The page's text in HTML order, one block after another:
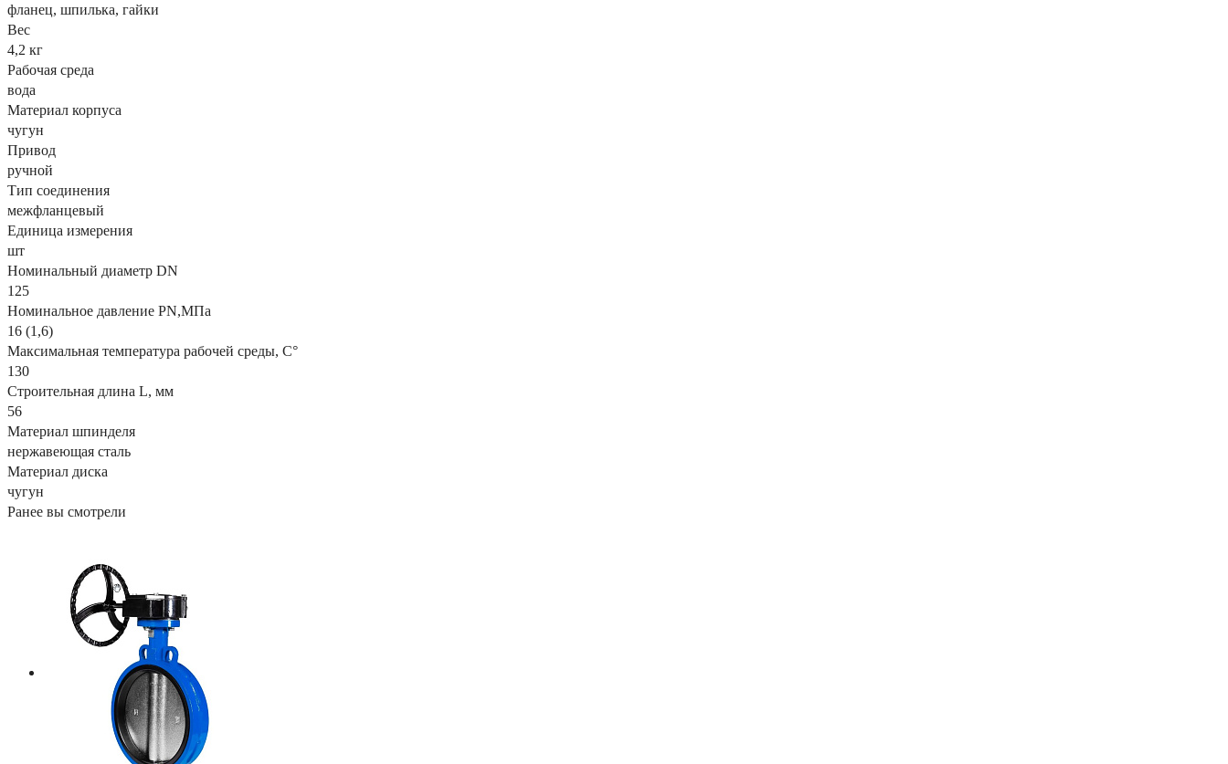
фланец, шпилька, гайки
Вес
4,2 кг
Рабочая среда
вода
Материал корпуса
чугун
Привод
ручной
Тип соединения
межфланцевый
Единица измерения
шт
Номинальный диаметр DN
125
Номинальное давление PN,МПа
16 (1,6)
Максимальная температура рабочей среды, С°
130
Строительная длина L, мм
56
Материал шпинделя
нержавеющая сталь
Материал диска
чугун
Ранее вы смотрели